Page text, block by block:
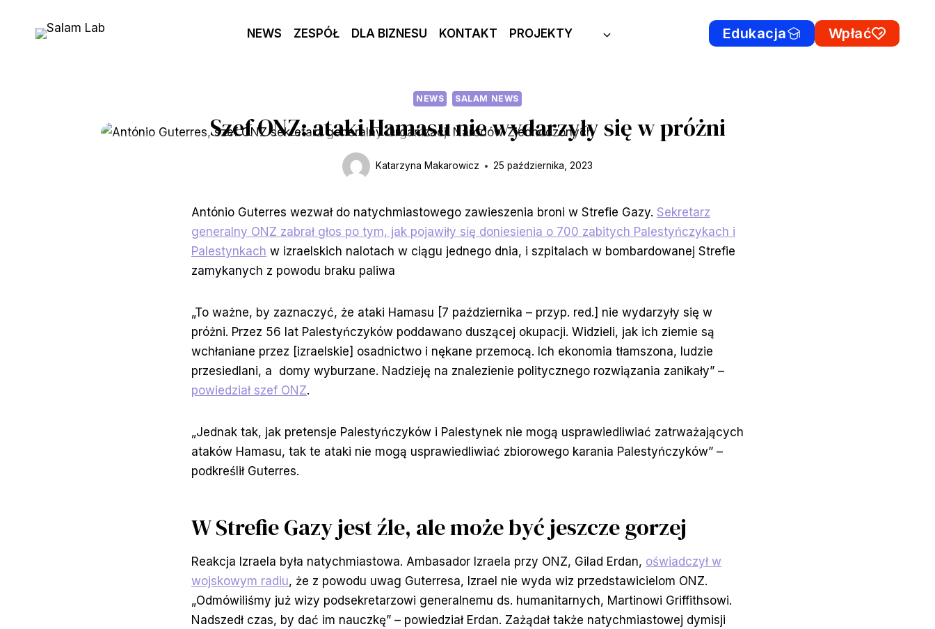
NEWS ZESPÓŁ DLA BIZNESU KONTAKT PROJEKTY Edukacja Wpłać
NEWS SALAM NEWS
Szef ONZ: ataki Hamasu nie wydarzyły się w próżni
Katarzyna Makarowicz 25 października, 2023
António Guterres wezwał do natychmiastowego zawieszenia broni w Strefie Gazy. Sekretarz
generalny ONZ zabrał głos po tym, jak pojawiły się doniesienia o 700 zabitych Palestyńczykach i
Palestynkach w izraelskich nalotach w ciągu jednego dnia, i szpitalach w bombardowanej Strefie
zamykanych z powodu braku paliwa
„To ważne, by zaznaczyć, że ataki Hamasu [7 października – przyp. red.] nie wydarzyły się w
próżni. Przez 56 lat Palestyńczyków poddawano duszącej okupacji. Widzieli, jak ich ziemie są
wchłaniane przez [izraelskie] osadnictwo i nękane przemocą. Ich ekonomia tłamszona, ludzie
przesiedlani, a domy wyburzane. Nadzieję na znalezienie politycznego rozwiązania zanikały” –
powiedział szef ONZ.
„Jednak tak, jak pretensje Palestyńczyków i Palestynek nie mogą usprawiedliwiać zatrważających
ataków Hamasu, tak te ataki nie mogą usprawiedliwiać zbiorowego karania Palestyńczyków” –
podkreślił Guterres.
W Strefie Gazy jest źle, ale może być jeszcze gorzej
Reakcja Izraela była natychmiastowa. Ambasador Izraela przy ONZ, Gilad Erdan, oświadczył w
wojskowym radiu, że z powodu uwag Guterresa, Izrael nie wyda wiz przedstawicielom ONZ.
„Odmówiliśmy już wizy podsekretarzowi generalnemu ds. humanitarnych, Martinowi Griffithsowi.
Nadszedł czas, by dać im nauczkę” – powiedział Erdan. Zażądał także natychmiastowej dymisji